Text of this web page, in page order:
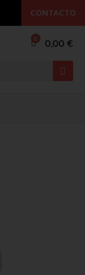
CONTACTO
0,00 €